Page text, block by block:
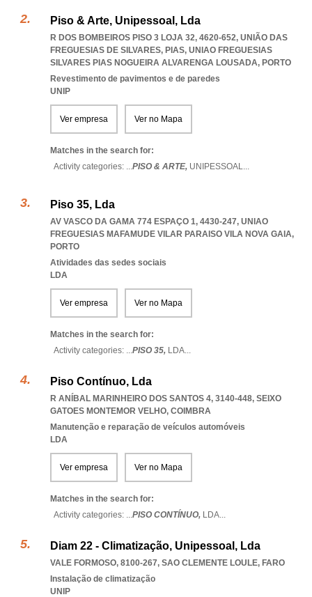
Piso & Arte, Unipessoal, Lda
R DOS BOMBEIROS PISO 3 LOJA 32, 4620-652, UNIÃO DAS
FREGUESIAS DE SILVARES, PIAS, UNIAO FREGUESIAS
SILVARES PIAS NOGUEIRA ALVARENGA LOUSADA, PORTO
Revestimento de pavimentos e de paredes
UNIP
Ver empresa Ver no Mapa
Matches in the search for:
Activity categories: ...PISO & ARTE, UNIPESSOAL...
Piso 35, Lda
AV VASCO DA GAMA 774 ESPAÇO 1, 4430-247, UNIAO
FREGUESIAS MAFAMUDE VILAR PARAISO VILA NOVA GAIA,
PORTO
Atividades das sedes sociais
LDA
Ver empresa Ver no Mapa
Matches in the search for:
Activity categories: ...PISO 35, LDA...
Piso Contínuo, Lda
R ANÍBAL MARINHEIRO DOS SANTOS 4, 3140-448, SEIXO
GATOES MONTEMOR VELHO, COIMBRA
Manutenção e reparação de veículos automóveis
LDA
Ver empresa Ver no Mapa
Matches in the search for:
Activity categories: ...PISO CONTÍNUO, LDA...
Diam 22 - Climatização, Unipessoal, Lda
VALE FORMOSO, 8100-267, SAO CLEMENTE LOULE, FARO
Instalação de climatização
UNIP